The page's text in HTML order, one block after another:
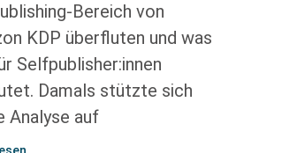
Bereich von
KDP überfluten und was
Selfpublisher:innen
Damals stützte sich
Analyse auf